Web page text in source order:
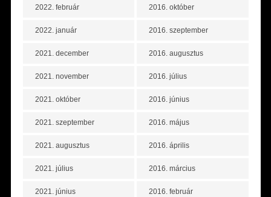
2022. február
2022. január
2021. december
2021. november
2021. október
2021. szeptember
2021. augusztus
2021. július
2021. június
2016. október
2016. szeptember
2016. augusztus
2016. július
2016. június
2016. május
2016. április
2016. március
2016. február